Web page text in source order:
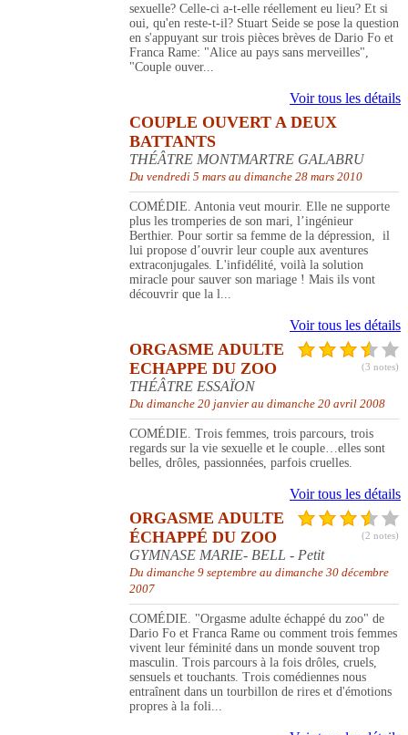
sexuelle? Celle-ci a-t-elle réellement eu lieu? Et si
oui, qu'en reste-t-il? Stuart Seide se pose la question
en s'appuyant sur trois pièces brèves de Dario Fo et
Franca Rame: "Alice au pays sans merveilles",
"Couple ouver...
Voir tous les détails
COUPLE OUVERT A DEUX
BATTANTS
THÉÂTRE MONTMARTRE GALABRU
Du vendredi 5 mars au dimanche 28 mars 2010
COMÉDIE. Antonia veut mourir. Elle ne supporte
plus les tromperies de son mari, l’ingénieur
Berthier. Pour sortir sa femme de la dépression, il
lui propose d’ouvrir leur couple aux aventures
extraconjugales. L'infidélité, voilà la solution
miracle pour sauver son mariage ! Mais ils vont
découvrir que la l...
Voir tous les détails
(3 notes)
ORGASME ADULTE
ECHAPPE DU ZOO
THÉÂTRE ESSAÏON
Du dimanche 20 janvier au dimanche 20 avril 2008
COMÉDIE. Trois femmes, trois parcours, trois
regards sur la vie sexuelle et le couple…elles sont
belles, drôles, passionnées, parfois cruelles.
Voir tous les détails
(2 notes)
ORGASME ADULTE
ÉCHAPPÉ DU ZOO
GYMNASE MARIE- BELL - Petit
Du dimanche 9 septembre au dimanche 30 décembre
2007
COMÉDIE. "Orgasme adulte échappé du zoo" de
Dario Fo et Franca Rame ou comment trois femmes
vivent leur féminité dans un monde souvent trop
masculin. Trois parcours à la fois drôles, cruels,
sensuels et touchants. Trois comédiennes nous
entraînent dans un tourbillon de rires et d'émotions
propres à la foli...